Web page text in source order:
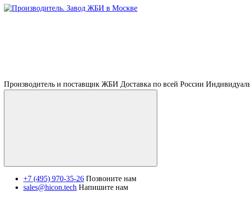
Производитель и поставщик ЖБИ Доставка по всей России
+7 (495) 970-35-26 Позвоните нам
sales@hicon.tech Напишите нам